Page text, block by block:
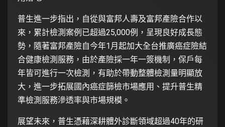
普生進一步指出，自從與富邦人壽及富邦產險合作以
來，累計檢測案例已超過25,000例，呈現良好成長態
勢，隨著富邦產險自今年1月起加大全台推廣癌症險結
合健康檢測服務，由於產險採一年一簽機制，保戶每
年皆可進行一次檢測，有助於帶動整體檢測量明顯放
大，進一步拓展國內癌症篩檢市場應用、提升普生精
準檢測服務滲透率與市場規模。
展望未來，普生憑藉深耕體外診斷領域超過40年的研